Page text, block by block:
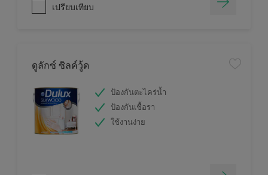
เปรียบเทียบ
ดูลักซ์ ซิลค์วู้ด
ป้องกันตะไคร่น้ำ
ป้องกันเชื้อรา
ใช้งานง่าย